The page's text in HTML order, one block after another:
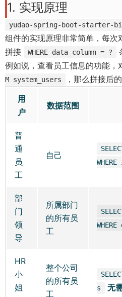
n
d
o
w
)
1. 实现原理
yudao-spring-boot-starter-
组件的实现原理非常简单，每次
拼接
WHERE data_column = ?
例如说，查看员工信息的功能，
M system_users
，那么拼接后
用
户
数据范围
普
通
员
工
自己
部
门
领
导
所属部门
的所有员
工
HR
小
姐
整个公司
的所有员
工
s
无